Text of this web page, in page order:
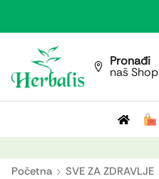
Pronađi
naš Shop
Početna SVE ZA ZDRAVLJE